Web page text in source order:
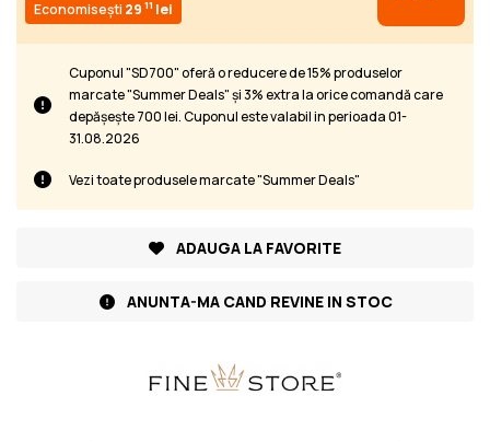
Economisești 29 11 lei
Cuponul "SD700" oferă o reducere de 15% produselor
marcate "Summer Deals" și 3% extra la orice comandă care
depășește 700 lei. Cuponul este valabil in perioada 01-
31.08.2026
Vezi toate produsele marcate "Summer Deals"
ADAUGA LA FAVORITE
ANUNTA-MA CAND REVINE IN STOC